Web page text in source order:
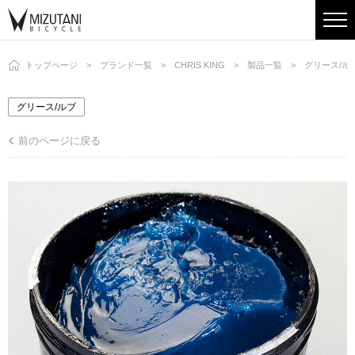
トップページ ブランド一覧 CHRIS KING 製品一覧 グリース/ル
グリース/ルブ
前のページに戻る